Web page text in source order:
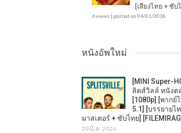
[เสียงไทย + ซับ
6 views| posted on 04/01/2018
หนังอัพใหม่
[MINI Super-
ลิตส์วิลล์ หนังต
[1080p] [พากย์
5.1] [บรรยายไ
มาสเตอร์ + ซับไทย]
29 มี.ค. 2026